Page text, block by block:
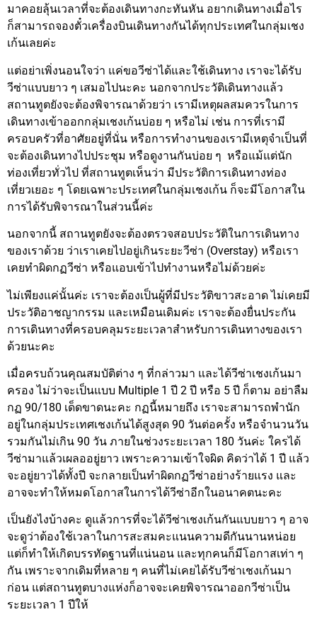
มาคอยลุ้นเวลาที่จะต้องเดินทางกะทันหัน อยากเดินทางเมื่อไร
ก็สามารถจองตั๋วเครื่องบินเดินทางกันได้ทุกประเทศในกลุ่มเชง
เก้นเลยค่ะ
แต่อย่าเพิ่งนอนใจว่า แค่ขอวีซ่าได้และใช้เดินทาง เราจะได้รับ
วีซ่าแบบยาว ๆ เสมอไปนะคะ นอกจากประวัติเดินทางแล้ว
สถานทูตยังจะต้องพิจารณาด้วยว่า เรามีเหตุผลสมควรในการ
เดินทางเข้าออกกลุ่มเชงเก้นบ่อย ๆ หรือไม่ เช่น การที่เรามี
ครอบครัวที่อาศัยอยู่ที่นั่น หรือการทำงานของเรามีเหตุจำเป็นที่
จะต้องเดินทางไปประชุม หรือดูงานกันบ่อย ๆ หรือแม้แต่นัก
ท่องเที่ยวทั่วไป ที่สถานทูตเห็นว่า มีประวัติการเดินทางท่อง
เที่ยวเยอะ ๆ โดยเฉพาะประเทศในกลุ่มเชงเก้น ก็จะมีโอกาสใน
การได้รับพิจารณาในส่วนนี้ค่ะ
นอกจากนี้ สถานทูตยังจะต้องตรวจสอบประวัติในการเดินทาง
ของเราด้วย ว่าเราเคยไปอยู่เกินระยะวีซ่า (Overstay) หรือเรา
เคยทำผิดกฏวีซ่า หรือแอบเข้าไปทำงานหรือไม่ด้วยค่ะ
ไม่เพียงแค่นั้นค่ะ เราจะต้องเป็นผู้ที่มีประวัติขาวสะอาด ไม่เคยมี
ประวัติอาชญากรรม และเหมือนเดิมค่ะ เราจะต้องยื่นประกัน
การเดินทางที่ครอบคลุมระยะเวลาสำหรับการเดินทางของเรา
ด้วยนะคะ
เมื่อครบถ้วนคุณสมบัติต่าง ๆ ที่กล่าวมา และได้วีซ่าเชงเก้นมา
ครอง ไม่ว่าจะเป็นแบบ Multiple 1 ปี 2 ปี หรือ 5 ปี ก็ตาม อย่าลืม
กฏ 90/180 เด็ดขาดนะคะ กฏนี้หมายถึง เราจะสามารถพำนัก
อยู่ในกลุ่มประเทศเชงเก้นได้สูงสุด 90 วันต่อครั้ง หรือจำนวนวัน
รวมกันไม่เกิน 90 วัน ภายในช่วงระยะเวลา 180 วันค่ะ ใครได้
วีซ่ามาแล้วเผลออยู่ยาว เพราะความเข้าใจผิด คิดว่าได้ 1 ปี แล้ว
จะอยู่ยาวได้ทั้งปี จะกลายเป็นทำผิดกฏวีซ่าอย่างร้ายแรง และ
อาจจะทำให้หมดโอกาสในการได้วีซ่าอีกในอนาคตนะคะ
เป็นยังไงบ้างคะ ดูแล้วการที่จะได้วีซ่าเชงเก้นกันแบบยาว ๆ อาจ
จะดูว่าต้องใช้เวลาในการสะสมคะแนนความดีกันนานหน่อย
แต่ก็ทำให้เกิดบรรทัดฐานที่แน่นอน และทุกคนก็มีโอกาสเท่า ๆ
กัน เพราะจากเดิมที่หลาย ๆ คนที่ไม่เคยได้รับวีซ่าเชงเก้นมา
ก่อน แต่สถานทูตบางแห่งก็อาจจะเคยพิจารณาออกวีซ่าเป็น
ระยะเวลา 1 ปีให้